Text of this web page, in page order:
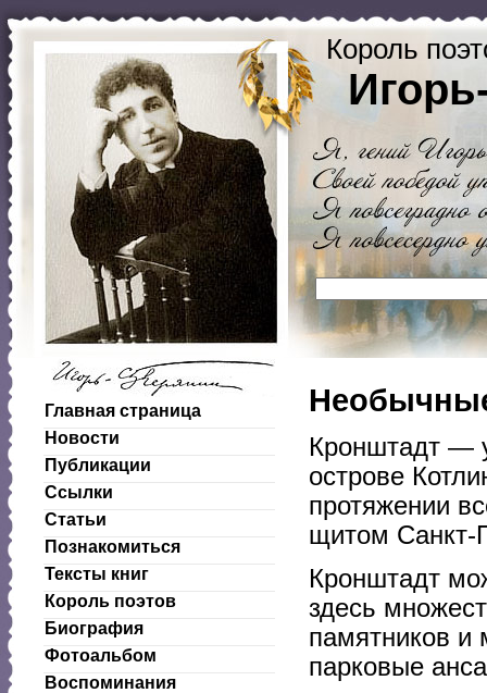
Король
Главная страница
Новости
Публикации
Ссылки
Статьи
Познакомиться
Тексты книг
Король поэтов
Биография
Фотоальбом
Воспоминания
Кронштадт —
острове
протяжении
щитом Санкт-
Кронштадт
здесь
памятников и
парковые